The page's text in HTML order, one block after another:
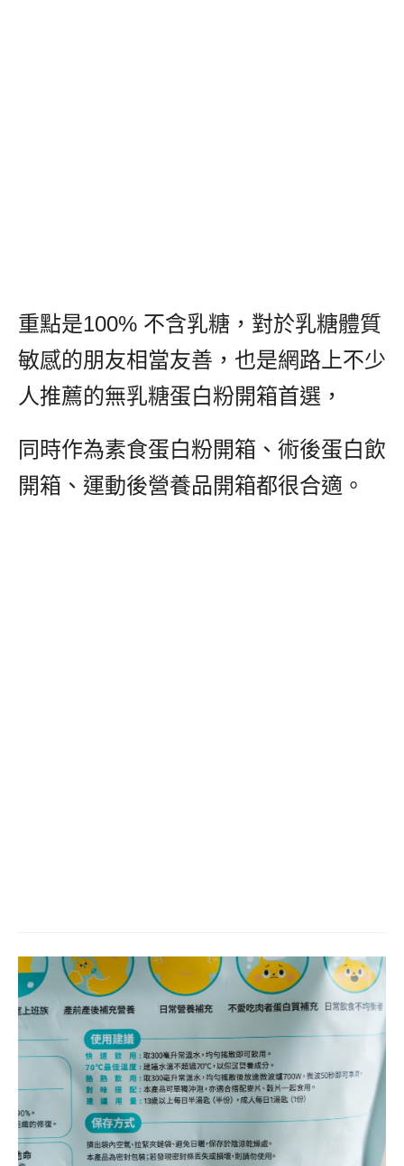
重點是100% 不含乳糖，對於乳糖體質
敏感的朋友相當友善，也是網路上不少
人推薦的無乳糖蛋白粉開箱首選，
同時作為素食蛋白粉開箱、術後蛋白飲
開箱、運動後營養品開箱都很合適。